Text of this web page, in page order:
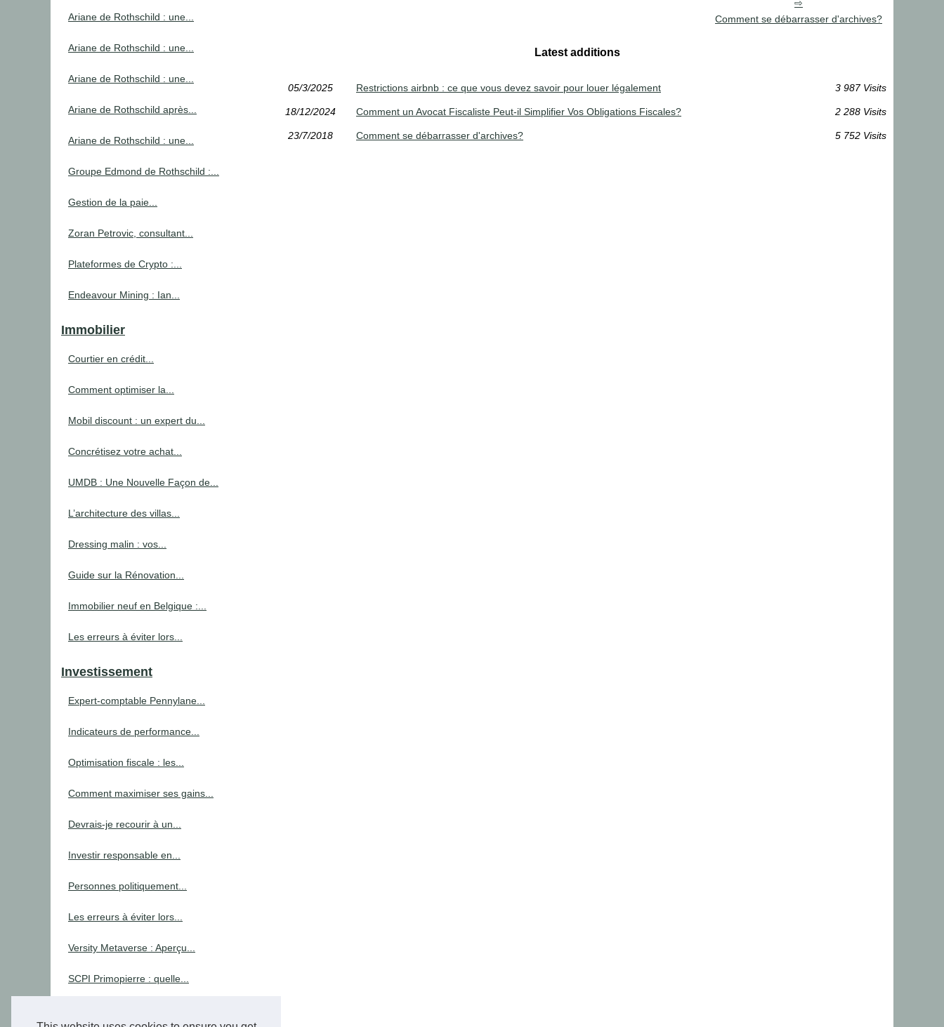
Comment se débarrasser d'archives?
Latest additions
05/3/2025 Restrictions airbnb : ce que vous devez savoir pour louer légalement 3 987 Visits
18/12/2024 Comment un Avocat Fiscaliste Peut-il Simplifier Vos Obligations Fiscales? 2 288 Visits
23/7/2018 Comment se débarrasser d'archives? 5 752 Visits
Ariane de Rothschild : une...
Ariane de Rothschild : une...
Ariane de Rothschild : une...
Ariane de Rothschild après...
Ariane de Rothschild : une...
Groupe Edmond de Rothschild :...
Gestion de la paie...
Zoran Petrovic, consultant...
Plateformes de Crypto :...
Endeavour Mining : Ian...
Immobilier
Courtier en crédit...
Comment optimiser la...
Mobil discount : un expert du...
Concrétisez votre achat...
UMDB : Une Nouvelle Façon de...
L’architecture des villas...
Dressing malin : vos...
Guide sur la Rénovation...
Immobilier neuf en Belgique :...
Les erreurs à éviter lors...
Investissement
Expert-comptable Pennylane...
Indicateurs de performance...
Optimisation fiscale : les...
Comment maximiser ses gains...
Devrais-je recourir à un...
Investir responsable en...
Personnes politiquement...
Les erreurs à éviter lors...
Versity Metaverse : Aperçu...
SCPI Primopierre : quelle...